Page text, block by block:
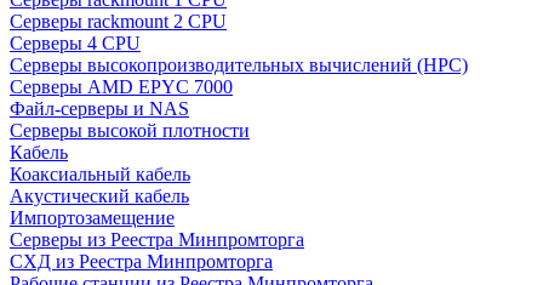
Серверы rackmount 2 CPU
Серверы 4 CPU
Серверы высокопроизводительных вычислений (HPC)
Серверы AMD EPYC 7000
Файл-серверы и NAS
Серверы высокой плотности
Кабель
Коаксиальный кабель
Акустический кабель
Импортозамещение
Серверы из Реестра Минпромторга
СХД из Реестра Минпромторга